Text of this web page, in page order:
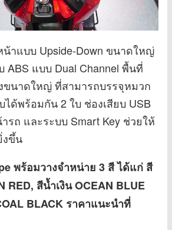
าแบบ Upside-Down ขนาดใหญ่
ABS แบบ Dual Channel พื้นที่
ขนาดใหญ่ ที่สามารถบรรจุหมวก
ด้พร้อมกัน 2 ใบ ช่องเสียบ USB
รถ และระบบ Smart Key ช่วยให้
งขึ้น
พร้อมวางจำหน่าย 3 สี ได้แก่ สี
RED, สีน้ำเงิน OCEAN BLUE
BLACK ราคาแนะนำที่